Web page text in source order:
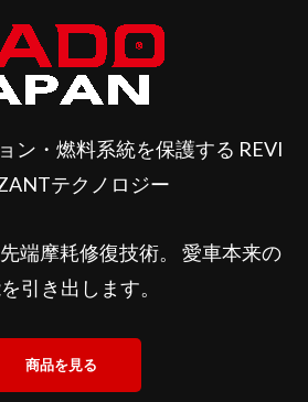
ン・燃料系統を保護する REVI
テクノロジー
端摩耗修復技術。 愛車本来の
引き出します。
商品を見る